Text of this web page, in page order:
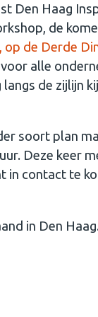
Den Haag
de
op de Derde
alle
de zijlijn
soort plan
Deze keer
in contact te
in Den